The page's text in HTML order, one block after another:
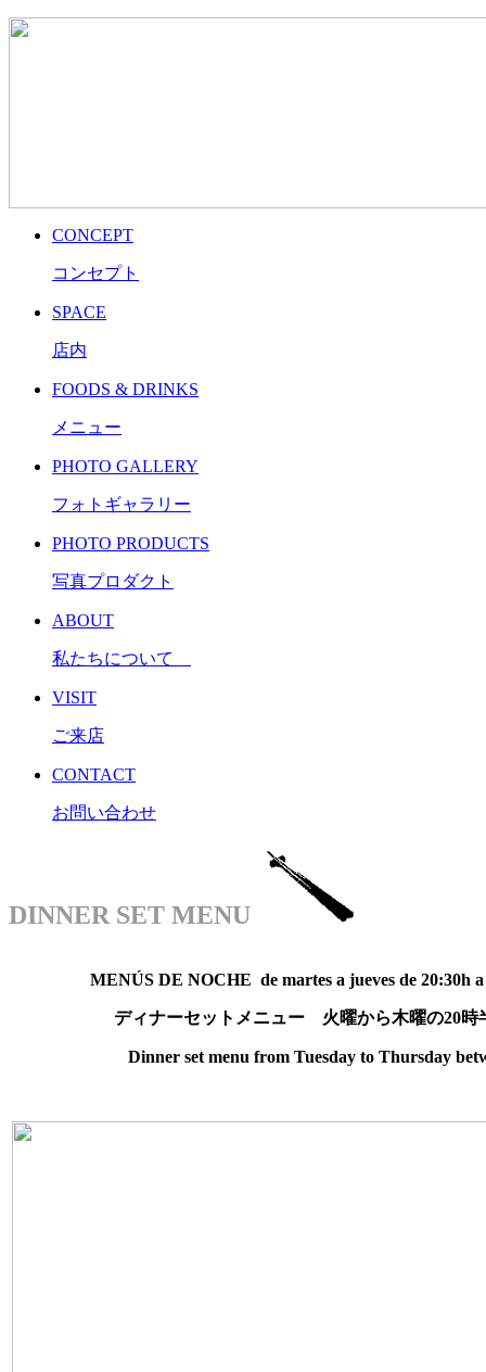
CONCEPT
コンセプト
SPACE
店内
FOODS & DRINKS
メニュー
PHOTO GALLERY
フォトギャラリー
PHOTO PRODUCTS
写真プロダクト
ABOUT
私たちについて
VISIT
ご来店
CONTACT
お問い合わせ
DINNER SET MENU
MENÚS DE NOCHE de martes a jueves de 20:30h a
ディナーセットメニュー 火曜から木曜の20時
Dinner set menu from Tuesday to Thursday